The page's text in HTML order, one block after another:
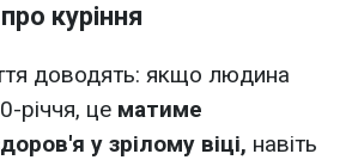
куріння
доводять: якщо людина
річчя, це матиме
у зрілому віці, навіть